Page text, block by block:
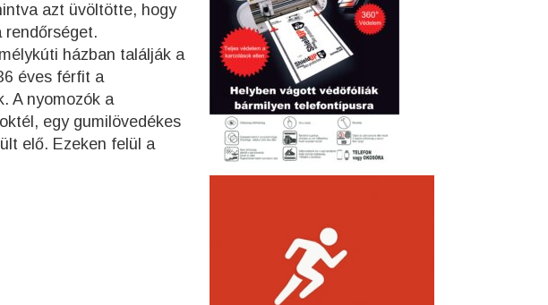
azt üvöltötte, hogy
rendőrséget.
házban találják a
éves férfit a
A nyomozók a
egy gumilövedékes
elő. Ezeken felül a